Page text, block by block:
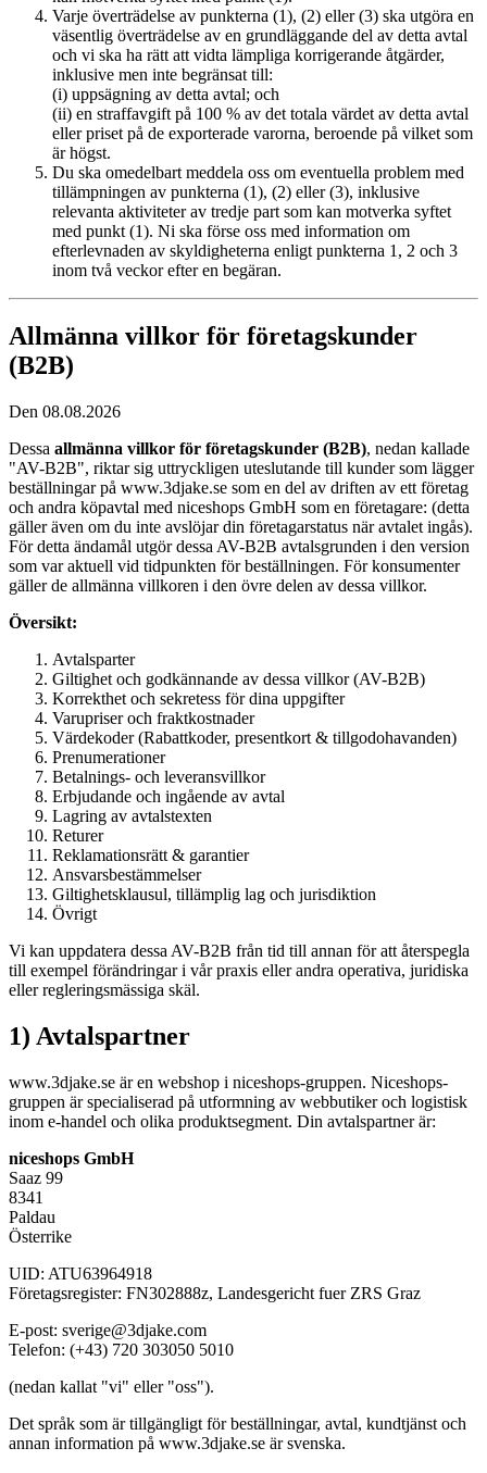
Varje överträdelse av punkterna (1), (2) eller (3) ska utgöra en
väsentlig överträdelse av en grundläggande del av detta avtal
och vi ska ha rätt att vidta lämpliga korrigerande åtgärder,
inklusive men inte begränsat till:
(i) uppsägning av detta avtal; och
(ii) en straffavgift på 100 % av det totala värdet av detta avtal
eller priset på de exporterade varorna, beroende på vilket som
är högst.
Du ska omedelbart meddela oss om eventuella problem med
tillämpningen av punkterna (1), (2) eller (3), inklusive
relevanta aktiviteter av tredje part som kan motverka syftet
med punkt (1). Ni ska förse oss med information om
efterlevnaden av skyldigheterna enligt punkterna 1, 2 och 3
inom två veckor efter en begäran.
Allmänna villkor för företagskunder
(B2B)
Den 08.08.2026
Dessa allmänna villkor för företagskunder (B2B), nedan kallade
"AV-B2B", riktar sig uttryckligen uteslutande till kunder som lägger
beställningar på www.3djake.se som en del av driften av ett företag
och andra köpavtal med niceshops GmbH som en företagare: (detta
gäller även om du inte avslöjar din företagarstatus när avtalet ingås).
För detta ändamål utgör dessa AV-B2B avtalsgrunden i den version
som var aktuell vid tidpunkten för beställningen. För konsumenter
gäller de allmänna villkoren i den övre delen av dessa villkor.
Översikt:
Avtalsparter
Giltighet och godkännande av dessa villkor (AV-B2B)
Korrekthet och sekretess för dina uppgifter
Varupriser och fraktkostnader
Värdekoder (Rabattkoder, presentkort & tillgodohavanden)
Prenumerationer
Betalnings- och leveransvillkor
Erbjudande och ingående av avtal
Lagring av avtalstexten
Returer
Reklamationsrätt & garantier
Ansvarsbestämmelser
Giltighetsklausul, tillämplig lag och jurisdiktion
Övrigt
Vi kan uppdatera dessa AV-B2B från tid till annan för att återspegla
till exempel förändringar i vår praxis eller andra operativa, juridiska
eller regleringsmässiga skäl.
1) Avtalspartner
www.3djake.se är en webshop i niceshops-gruppen. Niceshops-
gruppen är specialiserad på utformning av webbutiker och logistisk
inom e-handel och olika produktsegment. Din avtalspartner är:
niceshops GmbH
Saaz 99
8341
Paldau
Österrike
UID: ATU63964918
Företagsregister: FN302888z, Landesgericht fuer ZRS Graz
E-post: sverige@3djake.com
Telefon: (+43) 720 303050 5010
(nedan kallat "vi" eller "oss").
Det språk som är tillgängligt för beställningar, avtal, kundtjänst och
annan information på www.3djake.se är svenska.